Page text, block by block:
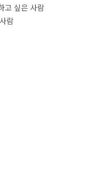
고 싶은 사람
람